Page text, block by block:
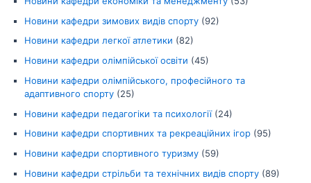
Новини кафедри зимових видів спорту (92)
Новини кафедри легкої атлетики (82)
Новини кафедри олімпійської освіти (45)
Новини кафедри олімпійського, професійного та
адаптивного спорту (25)
Новини кафедри педагогіки та психології(24)
Новини кафедри спортивних та рекреаційних ігор (95)
Новини кафедри спортивного туризму (59)
Новини кафедри стрільби та технічних видів спорту (89)